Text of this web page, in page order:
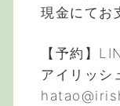
現金にてお
【予約】
アイリッシ